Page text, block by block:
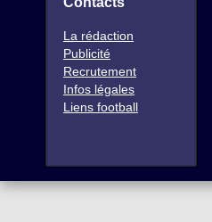
La rédaction
Publicité
Recrutement
Infos légales
Liens football